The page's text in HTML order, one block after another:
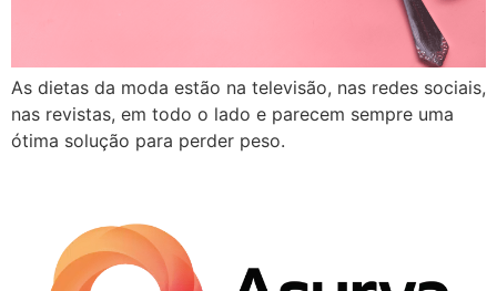
As dietas da moda estão na televisão, nas redes sociais,
nas revistas, em todo o lado e parecem sempre uma
ótima solução para perder peso.